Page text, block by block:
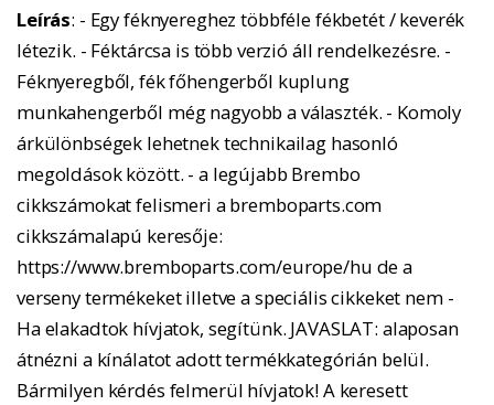
Leírás: - Egy féknyereghez többféle fékbetét / keverék
létezik. - Féktárcsa is több verzió áll rendelkezésre. -
Féknyeregből, fék főhengerből kuplung
munkahengerből még nagyobb a választék. - Komoly
árkülönbségek lehetnek technikailag hasonló
megoldások között. - a legújabb Brembo
cikkszámokat felismeri a bremboparts.com
cikkszámalapú keresője:
https://www.bremboparts.com/europe/hu de a
verseny termékeket illetve a speciális cikkeket nem -
Ha elakadtok hívjatok, segítünk. JAVASLAT: alaposan
átnézni a kínálatot adott termékkategórián belül.
Bármilyen kérdés felmerül hívjatok! A keresett